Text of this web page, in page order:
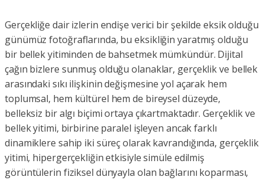
Gerçekliğe dair izlerin endişe verici bir şekilde eksik olduğu
günümüz fotoğraflarında, bu eksikliğin yaratmış olduğu
bir bellek yitiminden de bahsetmek mümkündür. Dijital
çağın bizlere sunmuş olduğu olanaklar, gerçeklik ve bellek
arasındaki sıkı ilişkinin değişmesine yol açarak hem
toplumsal, hem kültürel hem de bireysel düzeyde,
belleksiz bir algı biçimi ortaya çıkartmaktadır. Gerçeklik ve
bellek yitimi, birbirine paralel işleyen ancak farklı
dinamiklere sahip iki süreç olarak kavrandığında, gerçeklik
yitimi, hipergerçekliğin etkisiyle simüle edilmiş
görüntülerin fiziksel dünyayla olan bağlarını koparması,